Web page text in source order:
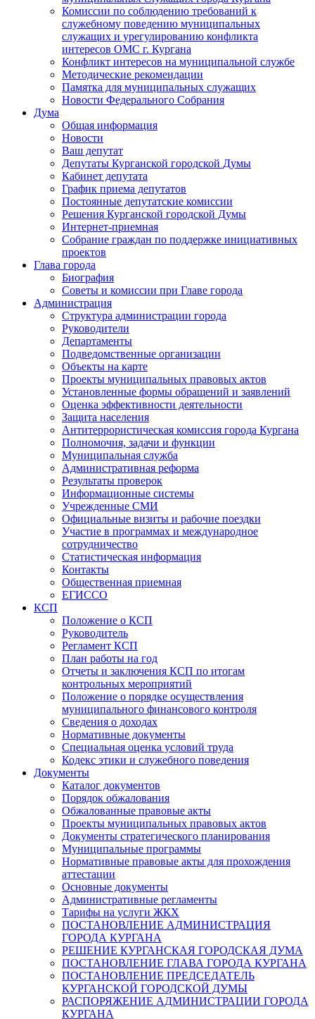
Комиссии по соблюдению требований к
служебному поведению муниципальных
служащих и урегулированию конфликта
интересов ОМС г. Кургана
Конфликт интересов на муниципальной службе
Методические рекомендации
Памятка для муниципальных служащих
Новости Федерального Cобрания
Дума
Общая информация
Новости
Ваш депутат
Депутаты Курганской городской Думы
Кабинет депутата
График приема депутатов
Постоянные депутатские комиссии
Решения Курганской городской Думы
Интернет-приемная
Собрание граждан по поддержке инициативных
проектов
Глава города
Биография
Советы и комиссии при Главе города
Администрация
Структура администрации города
Руководители
Департаменты
Подведомственные организации
Объекты на карте
Проекты муниципальных правовых актов
Установленные формы обращений и заявлений
Оценка эффективности деятельности
Защита населения
Антитеррористическая комиссия города Кургана
Полномочия, задачи и функции
Муниципальная служба
Административная реформа
Результаты проверок
Информационные системы
Учрежденные СМИ
Официальные визиты и рабочие поездки
Участие в программах и международное
сотрудничество
Статистическая информация
Контакты
Общественная приемная
ЕГИССО
КСП
Положение о КСП
Руководитель
Регламент КСП
План работы на год
Отчеты и заключения КСП по итогам
контрольных мероприятий
Положение о порядке осуществления
муниципального финансового контроля
Сведения о доходах
Нормативные документы
Специальная оценка условий труда
Кодекс этики и служебного поведения
Документы
Каталог документов
Порядок обжалования
Обжалованные правовые акты
Проекты муниципальных правовых актов
Документы стратегического планирования
Муниципальные программы
Нормативные правовые акты для прохождения
аттестации
Основные документы
Административные регламенты
Тарифы на услуги ЖКХ
ПОСТАНОВЛЕНИЕ АДМИНИСТРАЦИЯ
ГОРОДА КУРГАНА
РЕШЕНИЕ КУРГАНСКАЯ ГОРОДСКАЯ ДУМА
ПОСТАНОВЛЕНИЕ ГЛАВА ГОРОДА КУРГАНА
ПОСТАНОВЛЕНИЕ ПРЕДСЕДАТЕЛЬ
КУРГАНСКОЙ ГОРОДСКОЙ ДУМЫ
РАСПОРЯЖЕНИЕ АДМИНИСТРАЦИИ ГОРОДА
КУРГАНА